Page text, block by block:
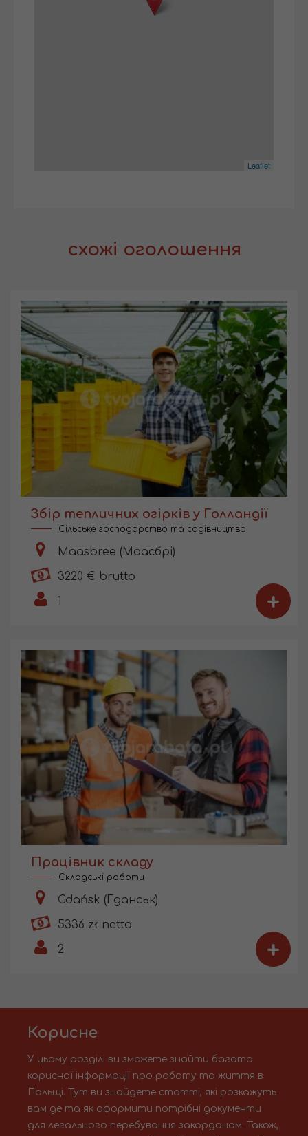
Leaflet
схожі оголошення
Збір тепличних огірків у Голландії
Сільське господарство та садівництво
Maasbree (Маасбрі)
3220 € brutto
1
+
Працівник складу
Складські роботи
Gdańsk (Гданськ)
5336 zł netto
2
+
Корисне
У цьому розділі ви зможете знайти багато
корисної інформації про роботу та життя в
Польщі. Тут ви знайдете статті, які розкажуть
вам де та як оформити потрібні документи
для легального перебування закордоном. Також,